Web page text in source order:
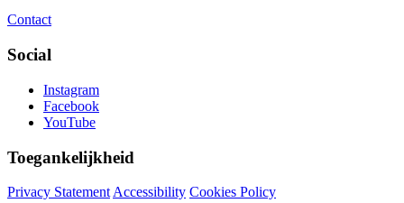
Contact
Social
Instagram
Facebook
YouTube
Toegankelijkheid
Privacy Statement Accessibility Cookies Policy